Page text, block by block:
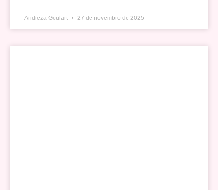
Andreza Goulart 27 de novembro de 2025